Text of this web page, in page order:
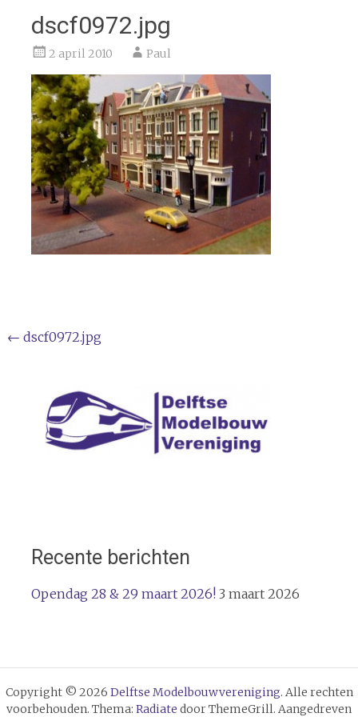
dscf0972.jpg
2 april 2010 Paul
Bericht
← dscf0972.jpg
Recente berichten
Opendag 28 & 29 maart 2026! 3 maart 2026
Copyright © 2026 Delftse Modelbouwvereniging. Alle rechten
voorbehouden. Thema: Radiate door ThemeGrill. Aangedreven